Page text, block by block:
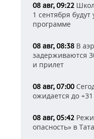
08 авг, 09:22
1 сентября
программе
08 авг, 08:38 В
задерживаются
и прилет
08 авг, 07:00
ожидается до +31
08 авг, 05:42
опасность» в